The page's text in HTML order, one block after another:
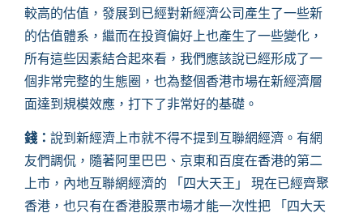
較高的估值，發展到已經對新經濟公司產生了一些新
的估值體系，繼而在投資偏好上也產生了一些變化，
所有這些因素結合起來看，我們應該說已經形成了一
個非常完整的生態圈，也為整個香港市場在新經濟層
面達到規模效應，打下了非常好的基礎。
錢： 說到新經濟上市就不得不提到互聯網經濟。有網
友們調侃，隨著阿里巴巴、京東和百度在香港的第二
上市，內地互聯網經濟的 「四大天王」 現在已經齊聚
香港，也只有在香港股票市場才能一次性把 「四大天